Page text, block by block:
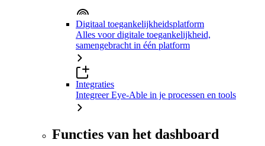
Digitaal toegankelijkheidsplatform
Alles voor digitale toegankelijkheid,
samengebracht in één platform
Integraties
Integreer Eye-Able in je processen en tools
Functies van het dashboard